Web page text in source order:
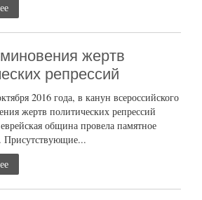
жертв
репрессий
2016 года, в канун всероссийского
жертв политических репрессий
община провела памятное
Присутствующие...